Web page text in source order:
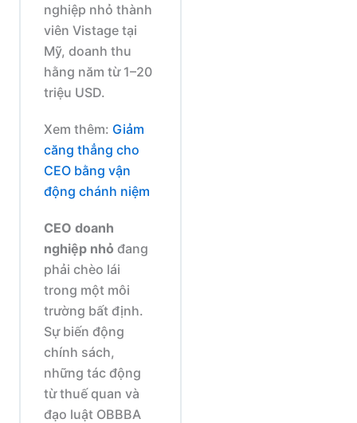
nghiệp nhỏ thành
viên Vistage tại
Mỹ, doanh thu
hằng năm từ 1–20
triệu USD.
Xem thêm: Giảm
căng thẳng cho
CEO bằng vận
động chánh niệm
CEO doanh
nghiệp nhỏ đang
phải chèo lái
trong một môi
trường bất định.
Sự biến động
chính sách,
những tác động
từ thuế quan và
đạo luật OBBBA